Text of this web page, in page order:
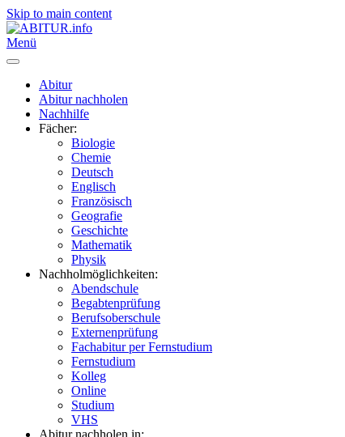
Skip to main content
Menü
Abitur
Abitur nachholen
Nachhilfe
Fächer:
Biologie
Chemie
Deutsch
Englisch
Französisch
Geografie
Geschichte
Mathematik
Physik
Nachholmöglichkeiten:
Abendschule
Begabtenprüfung
Berufsoberschule
Externenprüfung
Fachabitur per Fernstudium
Fernstudium
Kolleg
Online
Studium
VHS
Abitur nachholen in: